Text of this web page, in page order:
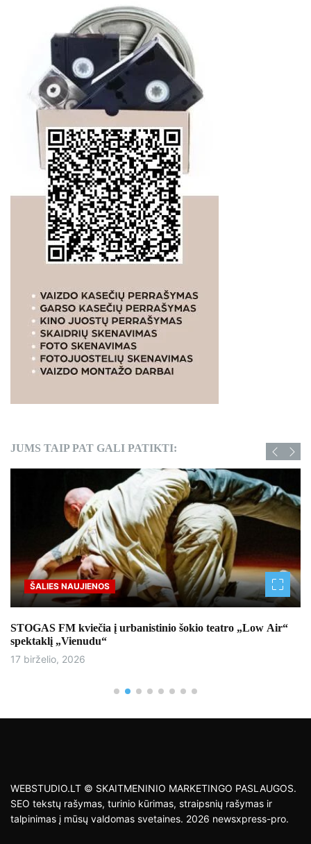
JUMS TAIP PAT GALI PATIKTI:
ŠALIES NAUJIENOS
STOGAS FM kviečia į urbanistinio šokio teatro „Low Air“
spektaklį „Vienudu“
17 birželio, 2026
WEBSTUDIO.LT © SKAITMENINIO MARKETINGO PASLAUGOS.
SEO tekstų rašymas, turinio kūrimas, straipsnių rašymas ir
talpinimas į mūsų valdomas svetaines. 2026 newsxpress-pro.